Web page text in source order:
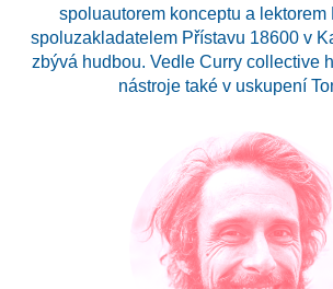
spoluautorem konceptu a lektorem
spoluzakladatelem Přístavu 18600 v
zbývá hudbou. Vedle Curry collective
nástroje také v uskupení